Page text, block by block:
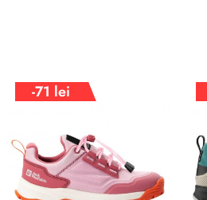
-71 lei